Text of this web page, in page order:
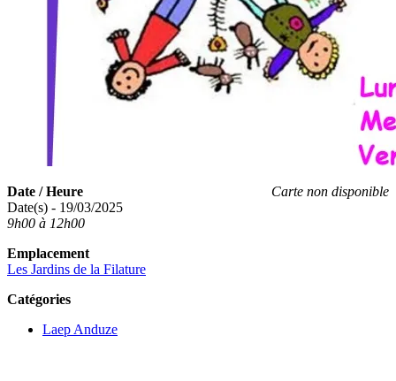
Carte non disponible
Date / Heure
Date(s) - 19/03/2025
9h00 à 12h00
Emplacement
Les Jardins de la Filature
Catégories
Laep Anduze